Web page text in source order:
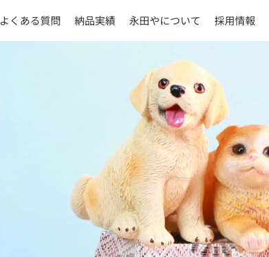
よくある質問 納品実績 永田やについて 採用情報